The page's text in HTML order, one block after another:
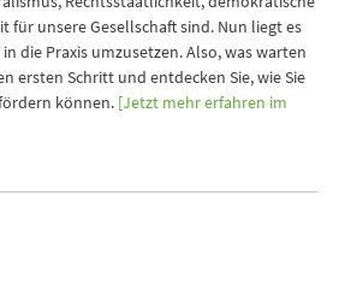
für unsere Gesellschaft sind. Nun liegt es
die Praxis umzusetzen. Also, was warten
ersten Schritt und entdecken Sie, wie Sie
können. [Jetzt mehr erfahren im